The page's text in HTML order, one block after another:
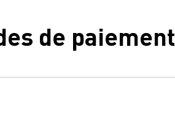
de paiement